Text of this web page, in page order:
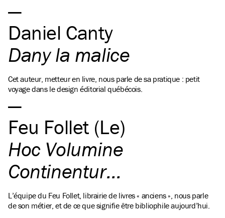
Daniel Canty
Dany la malice
Cet auteur, metteur en livre, nous parle de sa pratique : petit
voyage dans le design éditorial québécois.
Feu Follet (Le)
Hoc Volumine
Continentur…
L’équipe du Feu Follet, librairie de livres « anciens », nous parle
de son métier, et de ce que signifie être bibliophile aujourd’hui.